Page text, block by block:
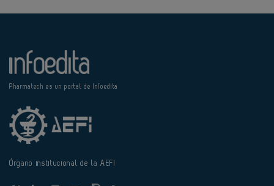
Pharmatech es un portal de Infoedita
Órgano institucional de la AEFI